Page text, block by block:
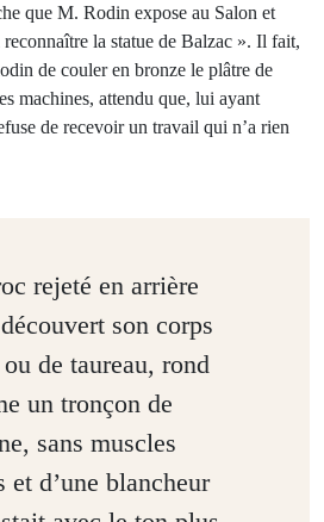
que M. Rodin expose au Salon et
la statue de Balzac ». Il fait,
de couler en bronze le plâtre de
machines, attendu que, lui ayant
de recevoir un travail qui n’a rien
rejeté en arrière
son corps
de taureau, rond
un tronçon de
sans muscles
et d’une blancheur